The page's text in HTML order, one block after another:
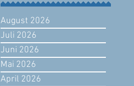
August 2026
Juli 2026
Juni 2026
Mai 2026
April 2026